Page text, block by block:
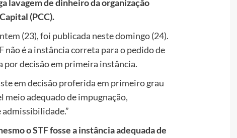
lavagem de dinheiro da organização
(PCC).
(23), foi publicada neste domingo (24).
não é a instância correta para o pedido de
decisão em primeira instância.
em decisão proferida em primeiro grau
meio adequado de impugnação,
o STF fosse a instância adequada de